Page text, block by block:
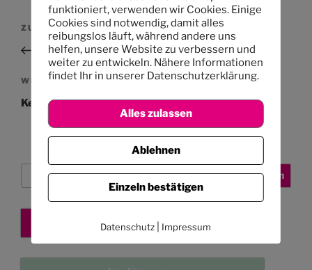
Beitragsnavigation
Vorheriger
Beitrag
ZURÜCK
Achtung, Diamantensucher aufgepasst!
Nächster
Beitrag
WEITER
Kennen alle Kinder noch die Jesusgeschichte?
Suchen Suchen
Kita-Platz sichern
funktioniert, verwenden wir Cookies. Einige
Cookies sind notwendig, damit alles
reibungslos läuft, während andere uns
helfen, unsere Website zu verbessern und
weiter zu entwickeln. Nähere Informationen
findet Ihr in unserer Datenschutzerklärung.
Alles zulassen
Ablehnen
Einzeln bestätigen
Datenschutz Impressum